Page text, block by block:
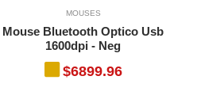
MOUSES
Mouse Bluetooth Optico Usb
1600dpi - Neg
$6899.96